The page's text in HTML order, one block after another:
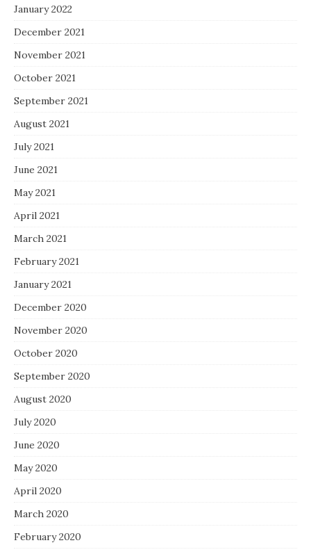
January 2022
December 2021
November 2021
October 2021
September 2021
August 2021
July 2021
June 2021
May 2021
April 2021
March 2021
February 2021
January 2021
December 2020
November 2020
October 2020
September 2020
August 2020
July 2020
June 2020
May 2020
April 2020
March 2020
February 2020